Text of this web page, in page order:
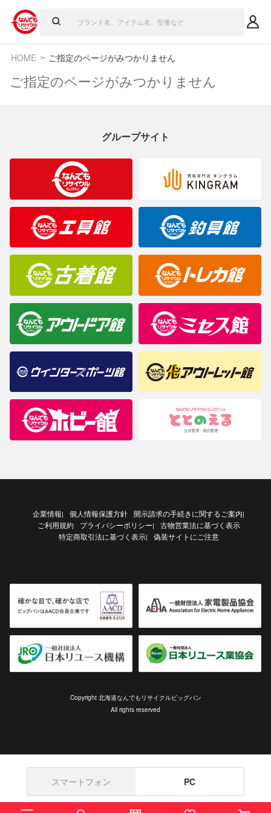
HOME ご指定のページがみつかりません
ご指定のページがみつかりません
グループサイト
企業情報| 個人情報保護方針 開示請求の手続きに関するご案内|
ご利用規約 プライバシーポリシー|
古物営業法に基づく表示
特定商取引法に基づく表示| 偽装サイトにご注意
Copyright 北海道なんでもリサイクルビッグバン
All rights reserved
スマートフォン PC